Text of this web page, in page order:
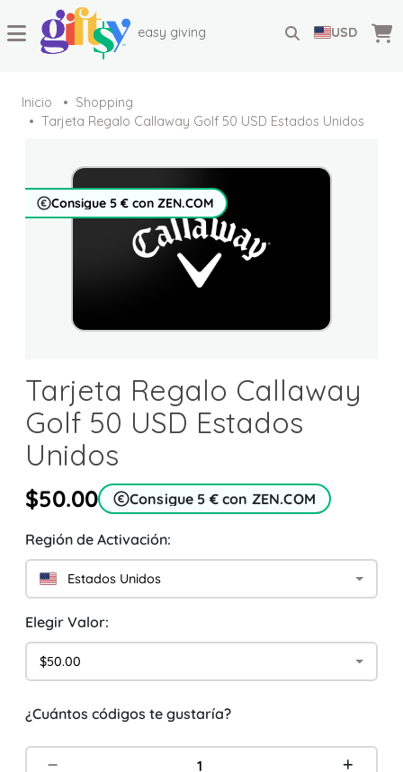
easy giving USD
Inicio
Shopping
Tarjeta Regalo Callaway Golf 50 USD Estados Unidos
Consigue 5 € con ZEN.COM
Tarjeta Regalo Callaway
Golf 50 USD Estados
Unidos
$50.00 Consigue 5 € con ZEN.COM
Región de Activación:
Estados Unidos
Elegir Valor:
$50.00
¿Cuántos códigos te gustaría?